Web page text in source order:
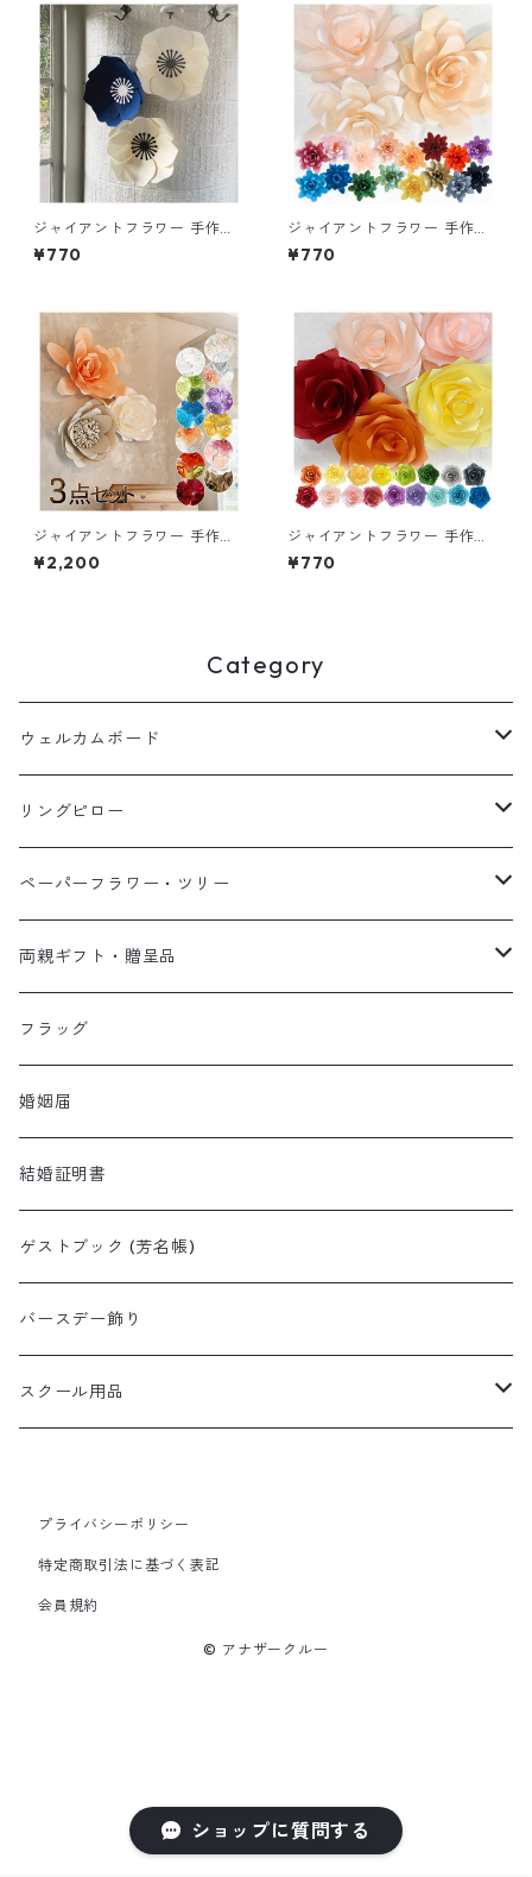
ショップに質問する
ジャイアントフラワー 手作り
キット アネモネ 花径35cm カ
ラー2色 ウォールフラワー 壁
ペーパーフラワー
¥770
ジャイアントフラワー 手作り
キット ダリア 花径40cm ウォ
ールフラワー 壁 インテリア 飾
¥770
ジャイアントフラワー 手作り
キット 3点セット ウォールフ
ラワー 壁 インテリア 飾り 撮
¥2,200
ジャイアントフラワー 手作り
キット ローズ Mサイズ 花径3
0cm ウォールフラワー 壁 イ
¥770
Category
ウェルカムボード
アクリルウェルカムボード
イーゼル・スタンド
リングピロー
手作りキット
完成品
ペーパーフラワー・ツリー
ペーパーフラワー単品
ペーパーフラワーセット
ペーパーツリー
両親ギフト・贈呈品
体重ベア・ラビット
子育て感謝状
フラッグ
婚姻届
結婚証明書
ゲストブック (芳名帳)
バースデー飾り
スクール用品
プライバシーポリシー
特定商取引法に基づく表記
会員規約
© アナザークルー